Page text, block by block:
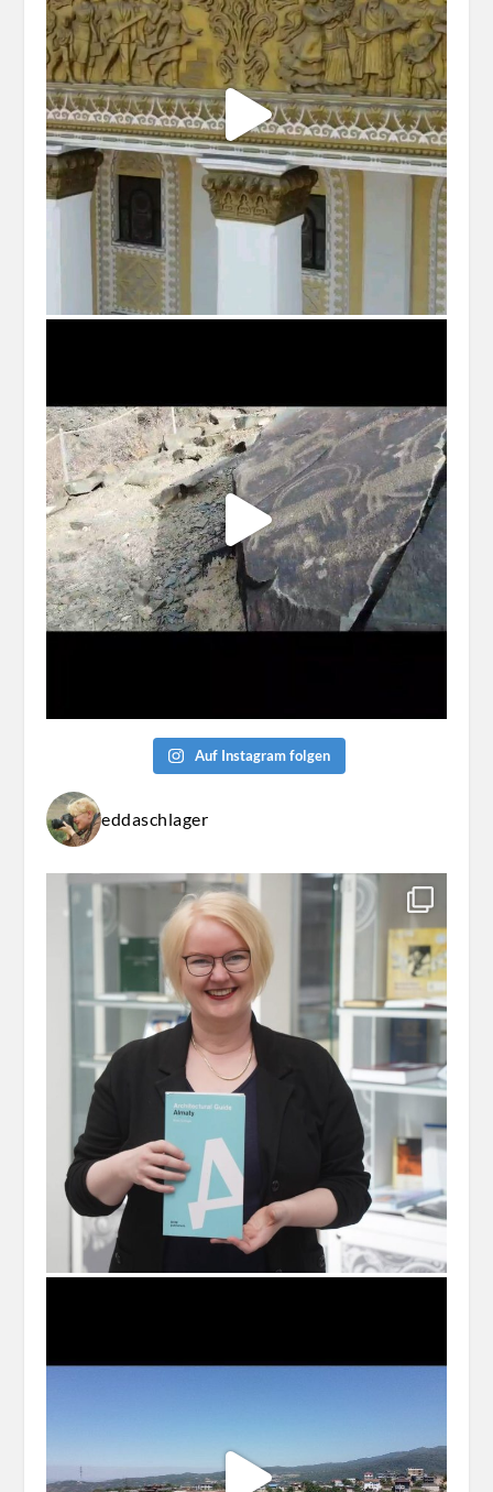
Auf Instagram folgen
eddaschlager